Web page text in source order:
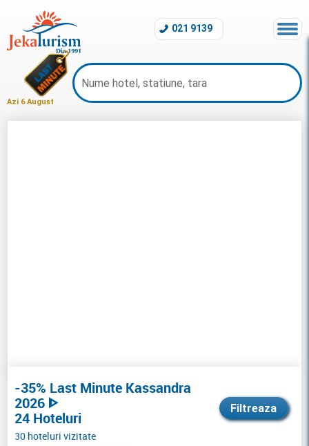
Azi 6 August
021 9139
-35% Last Minute Kassandra
2026 ᐈ
24 Hoteluri
30 hoteluri vizitate
Filtreaza